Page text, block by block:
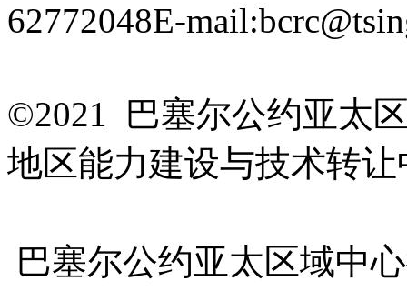
62772048E-
©2021 巴塞尔公约亚太
地区能力建设与技术转
巴塞尔公约亚太区域中